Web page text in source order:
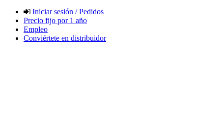
Iniciar sesión / Pedidos
Precio fijo por 1 año
Empleo
Conviértete en distribuidor